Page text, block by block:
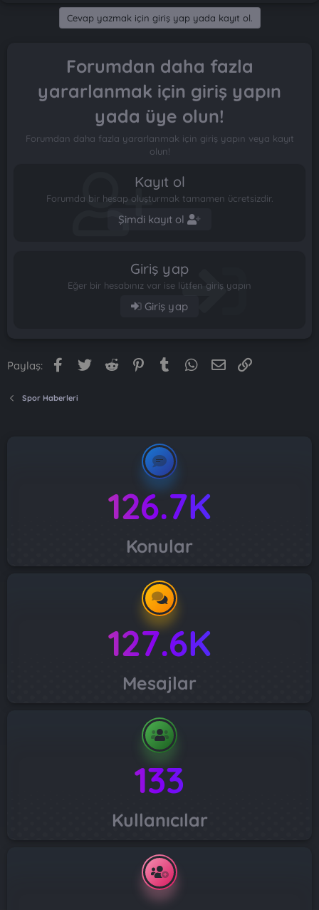
Cevap yazmak için giriş yap yada kayıt ol.
Forumdan daha fazla
yararlanmak için giriş yapın
yada üye olun!
Forumdan daha fazla yararlanmak için giriş yapın veya kayıt
olun!
Kayıt ol
Forumda bir hesap oluşturmak tamamen ücretsizdir.
Şimdi kayıt ol
Giriş yap
Eğer bir hesabınız var ise lütfen giriş yapın
Giriş yap
Paylaş: Facebook
Twitter Reddit PinterestTumblr WhatsApp
E-posta
Spor Haberleri
126.7K
Konular
127.6K
Mesajlar
133
Kullanıcılar